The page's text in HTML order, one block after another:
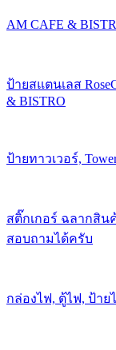
AM CAFE &
ป้ายสแตนเลส
& BISTRO
ป้ายทาวเวอร์,
สติ๊กเกอร์ ฉลากสิน
สอบถามได้ครับ
กล่องไฟ, ตู้ไฟ, ป้าย